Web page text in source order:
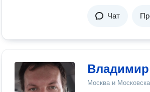
Чат
Москва и